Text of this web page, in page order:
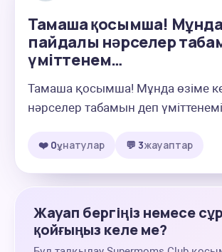
Тамаша қосымша! Мұнда
пайдалы нәрселер
үміттенем…
Тамаша қосымша! Мұнда өзіме
нәрселер табамын деп
❤️ 0ұнатулар 💬 3жауаптар
Жауап бергіңіз немесе
қойғыңыз келе ме?